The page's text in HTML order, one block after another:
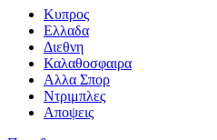
Κυπρος
Ελλαδα
Διεθνη
Καλαθοσφαιρα
Αλλα Σπορ
Ντριμπλες
Αποψεις